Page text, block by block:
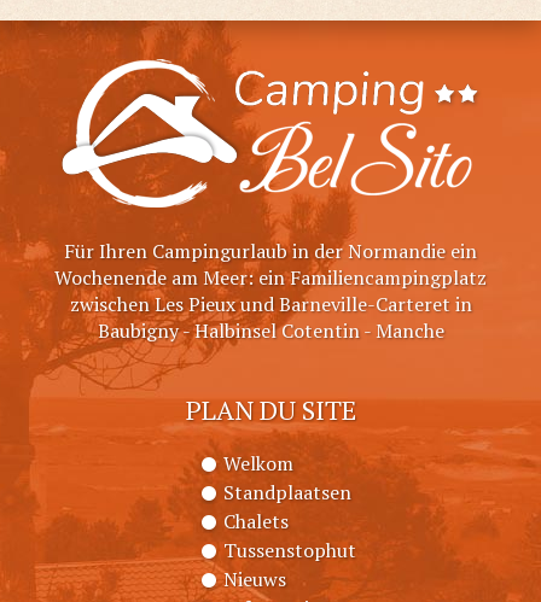
Für Ihren Campingurlaub in der Normandie ein
Wochenende am Meer: ein Familiencampingplatz
zwischen Les Pieux und Barneville-Carteret in
Baubigny - Halbinsel Cotentin - Manche
PLAN DU SITE
Welkom
Standplaatsen
Chalets
Tussenstophut
Nieuws